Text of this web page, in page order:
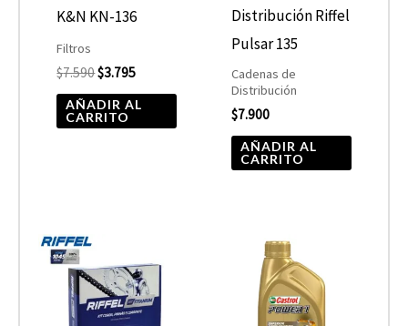
K&N KN-136
Filtros
$7.590$3.795
AÑADIR AL
CARRITO
Distribución Riffel
Pulsar 135
Cadenas de
Distribución
$7.900
AÑADIR AL
CARRITO